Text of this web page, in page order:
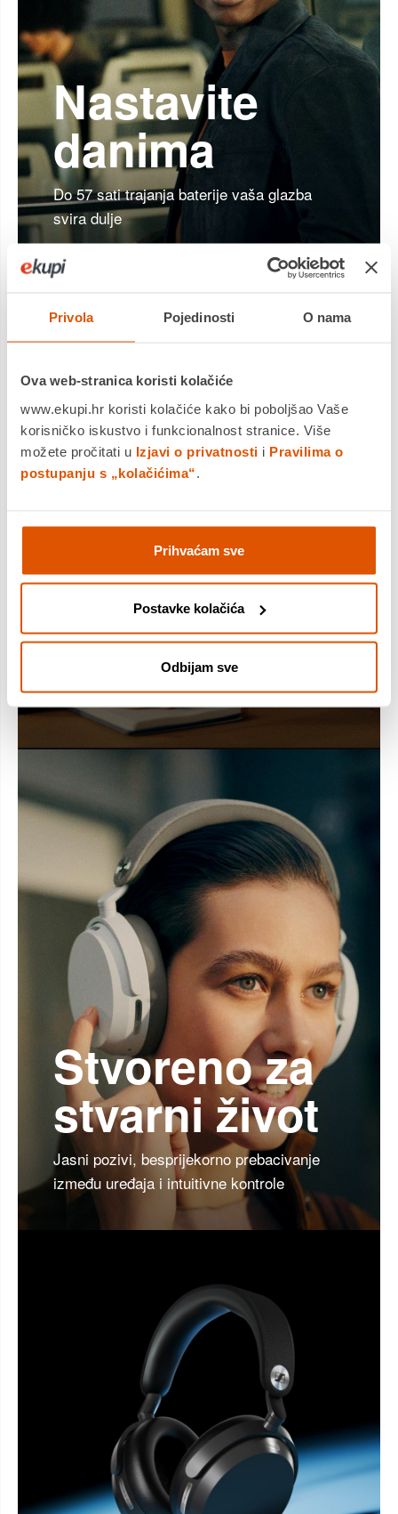
Privola Pojedinosti O nama
Ova web-stranica koristi kolačiće
www.ekupi.hr koristi kolačiće kako bi poboljšao Vaše
korisničko iskustvo i funkcionalnost stranice. Više
možete pročitati u Izjavi o privatnosti i Pravilima o
postupanju s „kolačićima“
Prihvaćam sve
Postavke kolačića
Odbijam sve
Nastavite
danima
Do 57 sati trajanja baterije vaša glazba
svira dulje
Isključite
ometanja
jače u srednjim frekvencijama nego
MOMENTUM 4 Wireless
Stvoreno za
stvarni život
Jasni pozivi, besprijekorno prebacivanje
između uređaja i intuitivne kontrole